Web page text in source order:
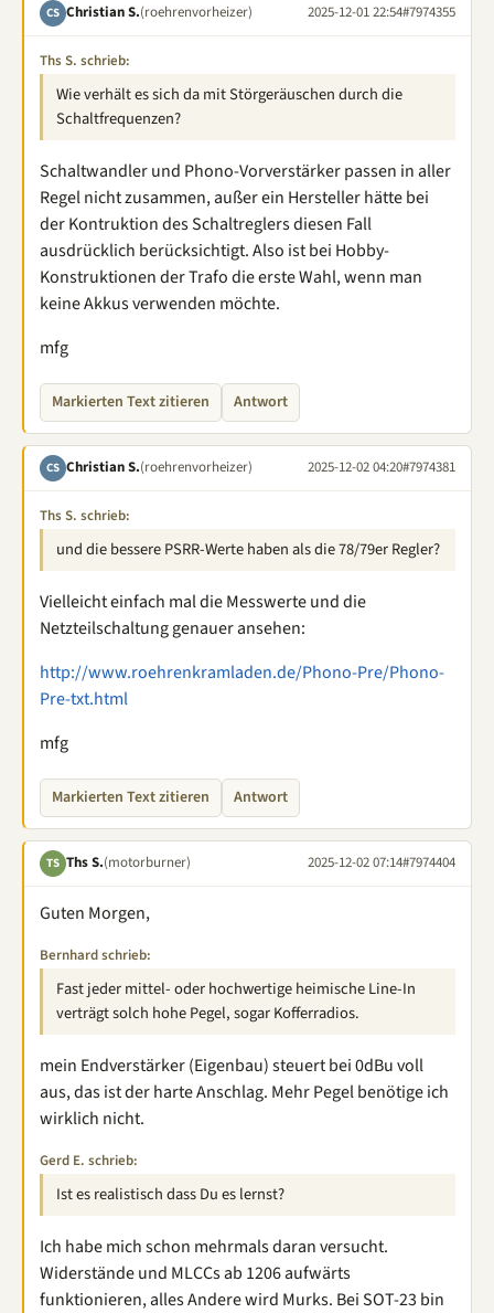
CS Christian S.(roehrenvorheizer) 2025-12-01 22:54#7974355
Ths S. schrieb:
Wie verhält es sich da mit Störgeräuschen durch die
Schaltfrequenzen?
Schaltwandler und Phono-Vorverstärker passen in aller
Regel nicht zusammen, außer ein Hersteller hätte bei
der Kontruktion des Schaltreglers diesen Fall
ausdrücklich berücksichtigt. Also ist bei Hobby-
Konstruktionen der Trafo die erste Wahl, wenn man
keine Akkus verwenden möchte.
mfg
Markierten Text zitieren Antwort
CS Christian S.(roehrenvorheizer) 2025-12-02 04:20#7974381
Ths S. schrieb:
und die bessere PSRR-Werte haben als die 78/79er Regler?
Vielleicht einfach mal die Messwerte und die
Netzteilschaltung genauer ansehen:
http://www.roehrenkramladen.de/Phono-Pre/Phono-
Pre-txt.html
mfg
Markierten Text zitieren Antwort
TS Ths S.(motorburner) 2025-12-02 07:14#7974404
Guten Morgen,
Bernhard schrieb:
Fast jeder mittel- oder hochwertige heimische Line-In
verträgt solch hohe Pegel, sogar Kofferradios.
mein Endverstärker (Eigenbau) steuert bei 0dBu voll
aus, das ist der harte Anschlag. Mehr Pegel benötige ich
wirklich nicht.
Gerd E. schrieb:
Ist es realistisch dass Du es lernst?
Ich habe mich schon mehrmals daran versucht.
Widerstände und MLCCs ab 1206 aufwärts
funktionieren, alles Andere wird Murks. Bei SOT-23 bin